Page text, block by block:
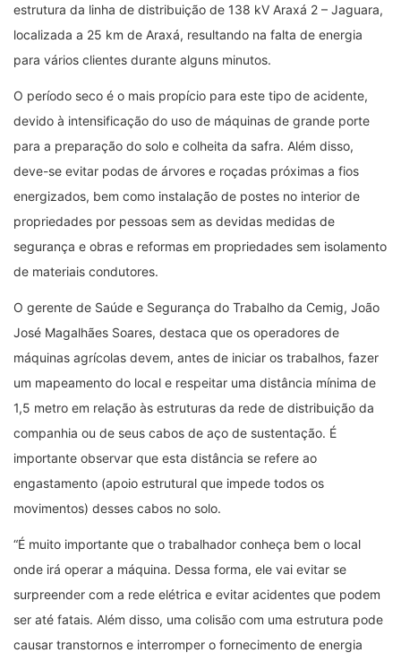
estrutura da linha de distribuição de 138 kV Araxá 2 – Jaguara,
localizada a 25 km de Araxá, resultando na falta de energia
para vários clientes durante alguns minutos.
O período seco é o mais propício para este tipo de acidente,
devido à intensificação do uso de máquinas de grande porte
para a preparação do solo e colheita da safra. Além disso,
deve-se evitar podas de árvores e roçadas próximas a fios
energizados, bem como instalação de postes no interior de
propriedades por pessoas sem as devidas medidas de
segurança e obras e reformas em propriedades sem isolamento
de materiais condutores.
O gerente de Saúde e Segurança do Trabalho da Cemig, João
José Magalhães Soares, destaca que os operadores de
máquinas agrícolas devem, antes de iniciar os trabalhos, fazer
um mapeamento do local e respeitar uma distância mínima de
1,5 metro em relação às estruturas da rede de distribuição da
companhia ou de seus cabos de aço de sustentação. É
importante observar que esta distância se refere ao
engastamento (apoio estrutural que impede todos os
movimentos) desses cabos no solo.
“É muito importante que o trabalhador conheça bem o local
onde irá operar a máquina. Dessa forma, ele vai evitar se
surpreender com a rede elétrica e evitar acidentes que podem
ser até fatais. Além disso, uma colisão com uma estrutura pode
causar transtornos e interromper o fornecimento de energia